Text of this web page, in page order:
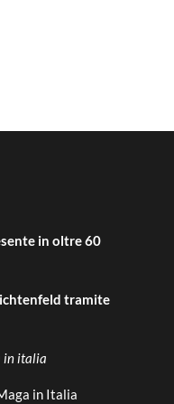
in oltre 60
tramite
in italia
in Italia